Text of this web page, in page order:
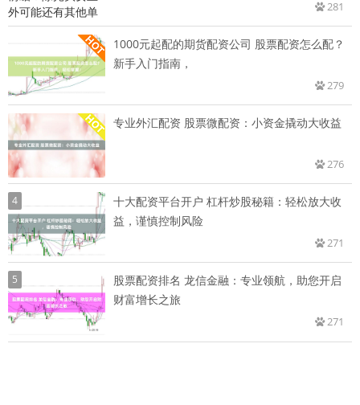
281
1000元起配的期货配资公司 股票配资怎么配？
新手入门指南，
279
专业外汇配资 股票微配资：小资金撬动大收益
276
4
十大配资平台开户 杠杆炒股秘籍：轻松放大收
益，谨慎控制风险
271
5
股票配资排名 龙信金融：专业领航，助您开启
财富增长之旅
271